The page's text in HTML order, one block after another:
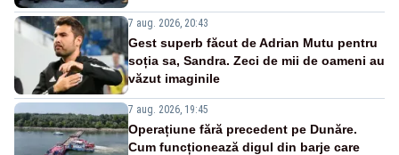
7 aug. 2026, 20:43
Gest superb făcut de Adrian Mutu pentru
soția sa, Sandra. Zeci de mii de oameni au
văzut imaginile
7 aug. 2026, 19:45
Operațiune fără precedent pe Dunăre.
Cum funcționează digul din barje care